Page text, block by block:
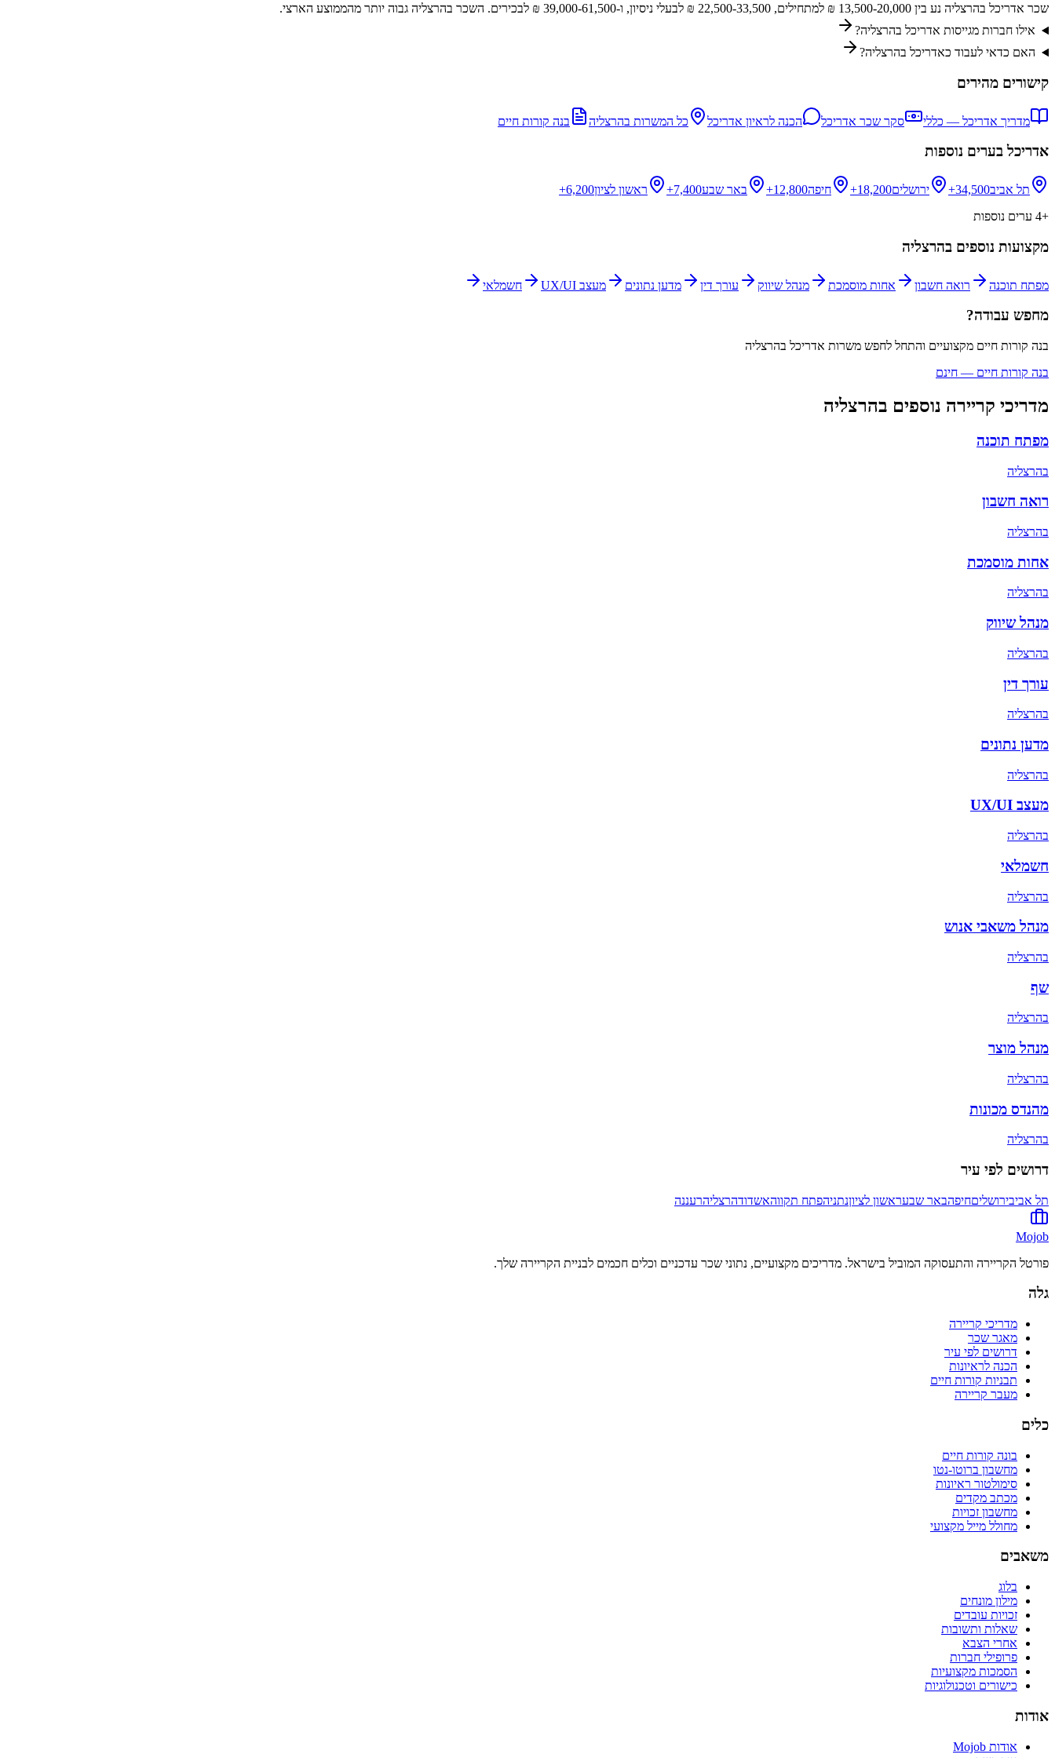
שכר אדריכל בהרצליה נע בין 13,500-20,000 ₪ למתחילים, 22,500-33,500 ₪ לבעלי ניסיון, ו-39,000-61,500 ₪ לבכירים. השכר בהרצליה גבוה יותר מהממוצע הארצי.
אילו חברות מגייסות אדריכל בהרצליה?
האם כדאי לעבוד כאדריכל בהרצליה?
קישורים מהירים
מדריך אדריכל — כללי סקר שכר אדריכל הכנה לראיון אדריכל כל המשרות בהרצליה בנה קורות חיים
אדריכל בערים נוספות
תל אביב34,500+ ירושלים18,200+ חיפה12,800+ באר שבע7,400+ ראשון לציון6,200+
+
4 ערים נוספות
מקצועות נוספים בהרצליה
מפתח תוכנה רואה חשבון אחות מוסמכת מנהל שיווק עורך דין מדען נתונים מעצב UX/UI חשמלאי
מחפש עבודה?
בנה קורות חיים מקצועיים והתחל לחפש משרות אדריכל בהרצליה
בנה קורות חיים — חינם
מדריכי קריירה נוספים בהרצליה
מפתח תוכנה
בהרצליה
רואה חשבון
בהרצליה
אחות מוסמכת
בהרצליה
מנהל שיווק
בהרצליה
עורך דין
בהרצליה
מדען נתונים
בהרצליה
מעצב UX/UI
בהרצליה
חשמלאי
בהרצליה
מנהל משאבי אנוש
בהרצליה
שף
בהרצליה
מנהל מוצר
בהרצליה
מהנדס מכונות
בהרצליה
דרושים לפי עיר
תל אביבירושליםחיפהבאר שבעראשון לציוןנתניהפתח תקווהאשדודהרצליהרעננה
Mojob
פורטל הקריירה והתעסוקה המוביל בישראל. מדריכים מקצועיים, נתוני שכר עדכניים וכלים חכמים לבניית הקריירה שלך.
גלה
מדריכי קריירה
מאגר שכר
דרושים לפי עיר
הכנה לראיונות
תבניות קורות חיים
מעבר קריירה
כלים
בונה קורות חיים
מחשבון ברוטו-נטו
סימולטור ראיונות
מכתב מקדים
מחשבון זכויות
מחולל מייל מקצועי
משאבים
בלוג
מילון מונחים
זכויות עובדים
שאלות ותשובות
אחרי הצבא
פרופילי חברות
הסמכות מקצועיות
כישורים וטכנולוגיות
אודות
אודות Mojob